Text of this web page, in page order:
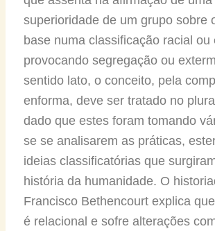
superioridade de um grupo sobre
base numa classificação racial ou
provocando segregação ou
sentido lato, o conceito, pela
enforma, deve ser tratado no
dado que estes foram tomando
se se analisarem as práticas,
ideias classificatórias que
história da humanidade. O
Francisco Bethencourt explica
é relacional e sofre alterações